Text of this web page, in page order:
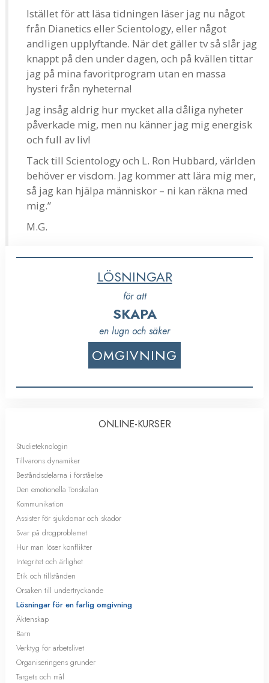
Istället för att läsa tidningen läser jag nu något
från Dianetics eller Scientology, eller något
andligen upplyftande. När det gäller tv så slår jag
knappt på den under dagen, och på kvällen tittar
jag på mina favoritprogram utan en massa
hysteri från nyheterna!
Jag insåg aldrig hur mycket alla dåliga nyheter
påverkade mig, men nu känner jag mig energisk
och full av liv!
Tack till Scientology och L. Ron Hubbard, världen
behöver er visdom. Jag kommer att lära mig mer,
så jag kan hjälpa människor – ni kan räkna med
mig.”
M.G.
LÖSNINGAR
för att
SKAPA
en lugn och säker
OMGIVNING
ONLINE-KURSER
Studieteknologin
Tillvarons dynamiker
Beståndsdelarna i förståelse
Den emotionella Tonskalan
Kommunikation
Assister för sjukdomar och skador
Svar på drogproblemet
Hur man löser konflikter
Integritet och ärlighet
Etik och tillstånden
Orsaken till undertryckande
Lösningar för en farlig omgivning
Äktenskap
Barn
Verktyg för arbetslivet
Organiseringens grunder
Targets och mål